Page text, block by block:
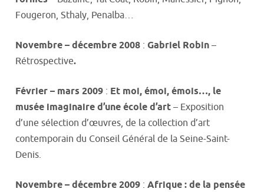
Fougeron, Sthaly, Penalba…
Novembre – décembre 2008 : Gabriel Robin –
Rétrospective.
Février – mars 2009 : Et moi, émoi, émois…, le
musée imaginaire d’une école d’art – Exposition
d’une sélection d’œuvres, de la collection d’art
contemporain du Conseil Général de la Seine-Saint-
Denis.
Novembre – décembre 2009 : Afrique : de la pensée